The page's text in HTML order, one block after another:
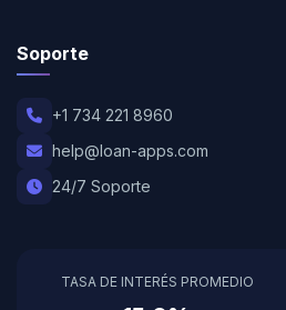
Soporte
+1 734 221 8960
help@loan-apps.com
24/7 Soporte
TASA DE INTERÉS PROMEDIO